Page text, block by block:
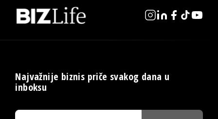
Najvažnije biznis priče svakog dana u
inboksu